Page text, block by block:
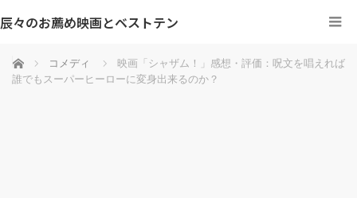
辰々のお薦め映画とベストテン
ホーム コメディ
映画「シャザム！」感想・評価：呪文を唱えれば
誰でもスーパーヒーローに変身出来るのか？